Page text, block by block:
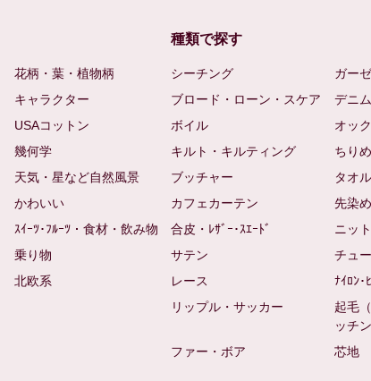
花柄・葉・植物柄
キャラクター
USAコットン
幾何学
天気・星など自然風景
かわいい
ｽｲｰﾂ･ﾌﾙｰﾂ・食材・飲み物
乗り物
北欧系
種類で探す
シーチング
ガー
ブロード・ローン・スケア
デニ
ボイル
オッ
キルト・キルティング
ちり
ブッチャー
タオ
カフェカーテン
先染
合皮・ﾚｻﾞｰ･ｽｴｰﾄﾞ
ニッ
サテン
チュ
レース
ﾅｲﾛﾝ･
リップル・サッカー
起毛
ッチ
ファー・ボア
芯地